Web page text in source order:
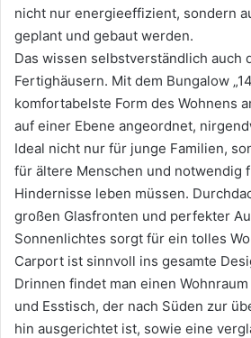
nicht nur energieeffizient, sondern
geplant und gebaut werden.
Das wissen selbstverständlich auch
Fertighäusern. Mit dem Bungalow
komfortabelste Form des Wohnens
auf einer Ebene angeordnet,
Ideal nicht nur für junge Familien,
für ältere Menschen und notwendig
Hindernisse leben müssen.
großen Glasfronten und perfekter
Sonnenlichtes sorgt für ein tolles
Carport ist sinnvoll ins gesamte
Drinnen findet man einen
und Esstisch, der nach Süden zur
hin ausgerichtet ist, sowie eine